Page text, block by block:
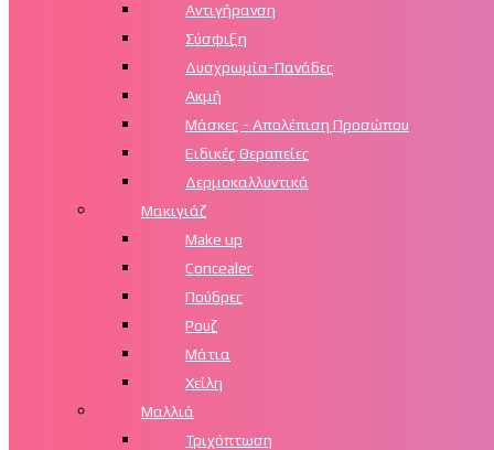
Αντιγήρανση
Σύσφιξη
Δυσχρωμία-Πανάδες
Ακμή
Μάσκες - Απολέπιση Προσώπου
Ειδικές Θεραπείες
Δερμοκαλλυντικά
Μακιγιάζ
Make up
Concealer
Πούδρες
Ρουζ
Μάτια
Χείλη
Μαλλιά
Τριχόπτωση